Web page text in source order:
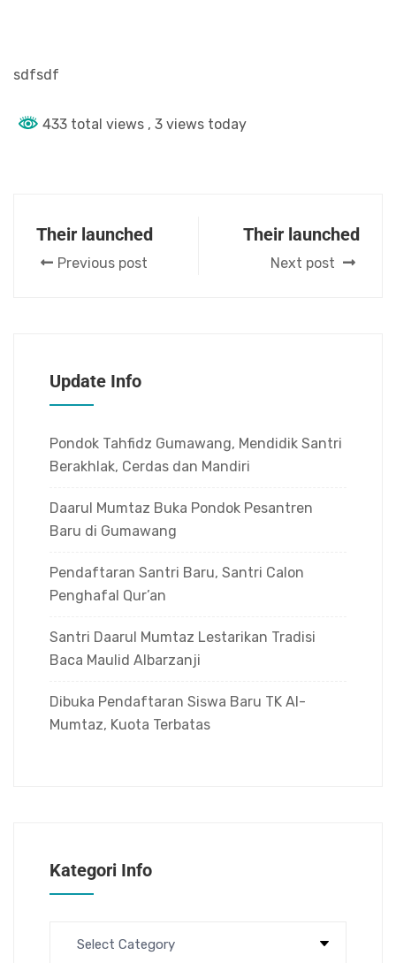
sdfsdf
433 total views , 3 views today
Their launched
Previous post
Their launched
Next post
Update Info
Pondok Tahfidz Gumawang, Mendidik Santri
Berakhlak, Cerdas dan Mandiri
Daarul Mumtaz Buka Pondok Pesantren
Baru di Gumawang
Pendaftaran Santri Baru, Santri Calon
Penghafal Qur’an
Santri Daarul Mumtaz Lestarikan Tradisi
Baca Maulid Albarzanji
Dibuka Pendaftaran Siswa Baru TK Al-
Mumtaz, Kuota Terbatas
Kategori Info